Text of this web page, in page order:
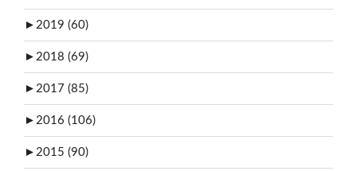
► 2019 (60)
► 2018 (69)
► 2017 (85)
► 2016 (106)
► 2015 (90)